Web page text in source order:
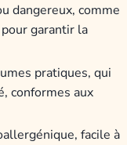
dangereux, comme
garantir la
pratiques, qui
conformes aux
facile à